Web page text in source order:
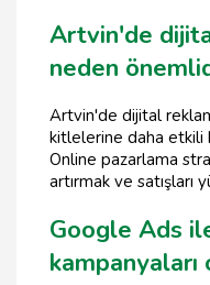
Artvin'de
neden
Artvin'de dijital
kitlelerine daha etkili
Online pazarlama
artırmak ve satışları
Google Ads